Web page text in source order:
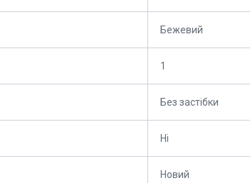
Бежевий
1
Без застібки
Ні
Новий